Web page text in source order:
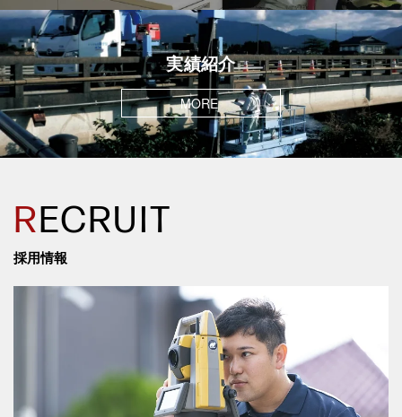
実績紹介
MORE
RECRUIT
採用情報